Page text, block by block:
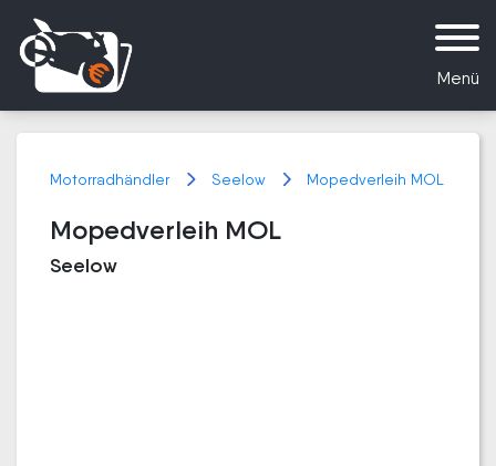
Menü
Motorradhändler Seelow Mopedverleih MOL
Mopedverleih MOL
Seelow